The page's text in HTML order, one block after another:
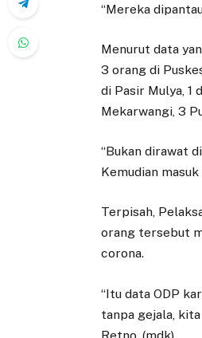
“Mereka
Menurut data
3 orang di
di Pasir Mulya, 1
Mekarwangi, 3
“Bukan dirawat
Kemudian
Terpisah,
orang tersebut
corona.
“Itu data ODP
tanpa gejala,
Retno. (mdk)